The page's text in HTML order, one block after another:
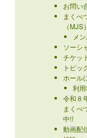
お問い
まくべ
（MJS）
メ
ソーシ
チケッ
トピッ
ホール
利
令和８
まくべ
中!!
動画配